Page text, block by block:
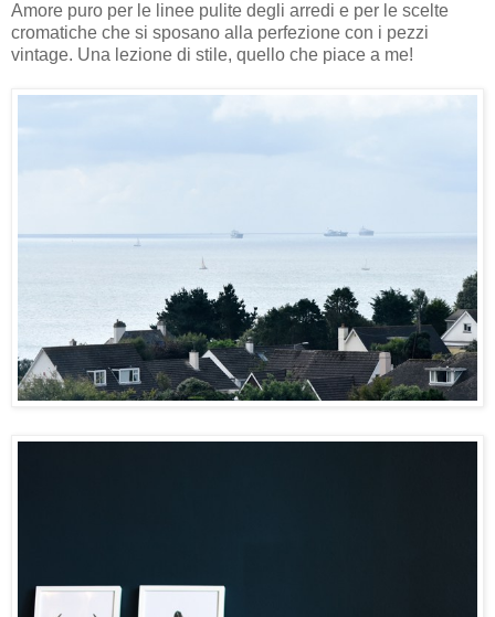
Amore puro per le linee pulite degli arredi e per le scelte
cromatiche che si sposano alla perfezione con i pezzi
vintage. Una lezione di stile, quello che piace a me!